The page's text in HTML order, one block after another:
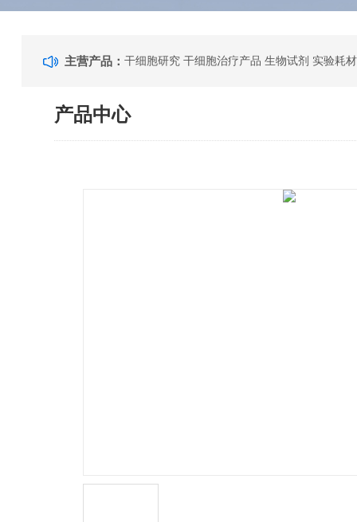
主营产品：干细胞研究 干细胞治疗产品 生物试剂 实验耗
产品中心